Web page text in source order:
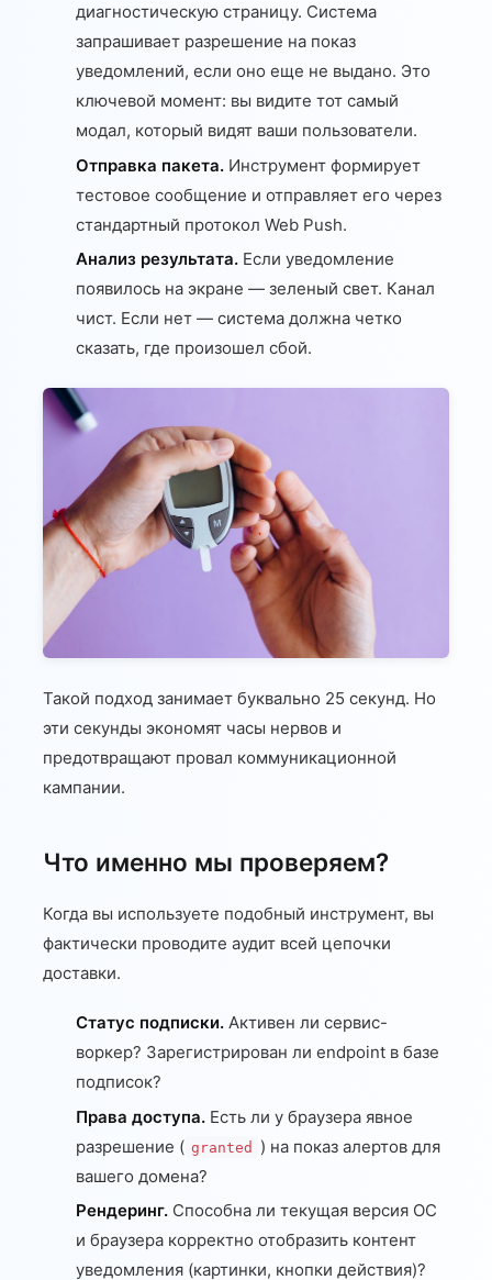
диагностическую страницу. Система
запрашивает разрешение на показ
уведомлений, если оно еще не выдано. Это
ключевой момент: вы видите тот самый
модал, который видят ваши пользователи.
Отправка пакета. Инструмент формирует
тестовое сообщение и отправляет его через
стандартный протокол Web Push.
Анализ результата. Если уведомление
появилось на экране — зеленый свет. Канал
чист. Если нет — система должна четко
сказать, где произошел сбой.
Такой подход занимает буквально 25 секунд. Но
эти секунды экономят часы нервов и
предотвращают провал коммуникационной
кампании.
Что именно мы проверяем?
Когда вы используете подобный инструмент, вы
фактически проводите аудит всей цепочки
доставки.
Статус подписки. Активен ли сервис-
воркер? Зарегистрирован ли endpoint в базе
подписок?
Права доступа. Есть ли у браузера явное
разрешение ( granted
) на показ алертов для
вашего домена?
Рендеринг. Способна ли текущая версия ОС
и браузера корректно отобразить контент
уведомления (картинки, кнопки действия)?